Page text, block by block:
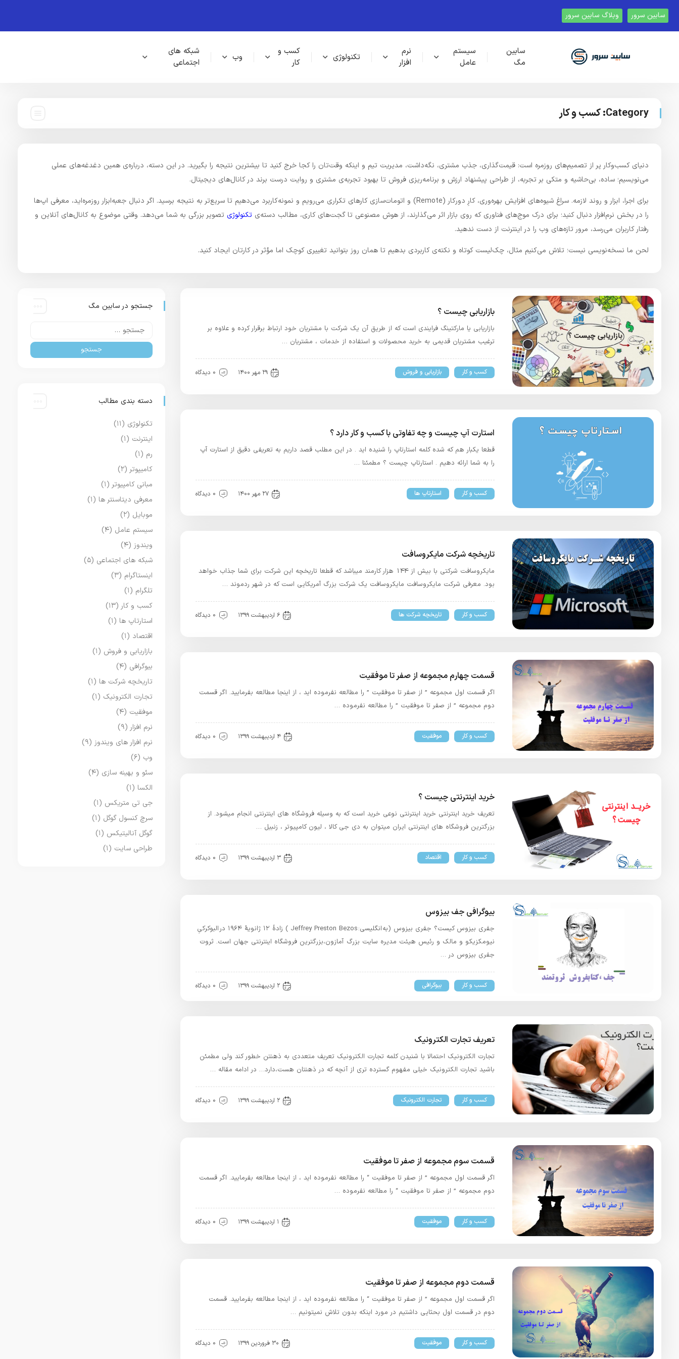
سابین سرور وبلاگ سابین سرور
سابین
مگ
سیستم
عامل
نرم
افزار
تکنولوژی
کسب و
کار
وب
شبکه های
اجتماعی
Category: کسب و کار
دنیای کسب‌وکار پر از تصمیم‌های روزمره است: قیمت‌گذاری، جذب مشتری، نگه‌داشت، مدیریت تیم و اینکه وقت‌تان را کجا خرج کنید تا بیشترین نتیجه را بگیرید. در این دسته، درباره‌ی همین دغدغه‌های عملی
می‌نویسیم؛ ساده، بی‌حاشیه و متکی بر تجربه، از طراحی پیشنهاد ارزش و برنامه‌ریزی فروش تا بهبود تجربه‌ی مشتری و روایت درست برند در کانال‌های دیجیتال.
برای اجرا، ابزار و روند لازمه. سراغ شیوه‌های افزایش بهره‌وری، کارِ دورکار (Remote) و اتومات‌سازی کارهای تکراری می‌رویم و نمونه‌کاربرد می‌دهیم تا سریع‌تر به نتیجه برسید. اگر دنبال جعبه‌ابزار روزمره‌اید، معرفی اپ‌ها
را در بخش نرم‌افزار دنبال کنید؛ برای درک موج‌های فناوری که روی بازار اثر می‌گذارند، از هوش مصنوعی تا گجت‌های کاری، مطالب دسته‌ی تکنولوژی تصویر بزرگی به شما می‌دهد. وقتی موضوع به کانال‌های آنلاین و
رفتار کاربران می‌رسد، مرور تازه‌های وب را در اینترنت از دست ندهید.
لحن ما نسخه‌نویسی نیست؛ تلاش می‌کنیم مثال، چک‌لیست کوتاه و نکته‌ی کاربردی بدهیم تا همان روز بتوانید تغییری کوچک اما مؤثر در کارتان ایجاد کنید.
بازاریابی چیست ؟
بازاریابی یا مارکتینگ فرایندی است که از طریق آن یک شرکت با مشتریان خود ارتباط برقرار کرده و علاوه بر
ترغیب مشتریان قدیمی به خرید محصولات و استفاده از خدمات ، مشتریان …
کسب و کار بازاریابی و فروش ۲۹ مهر ۱۴۰۰ 0 دیدگاه
استارت آپ چیست و چه تفاوتی با کسب و کار دارد ؟
قطعا یکبار هم که شده کلمه استارتاپ را شنیده اید . در این مطلب قصد داریم به تعریفی دقیق از استارت آپ
را به شما ارائه دهیم . استارتاپ چیست ؟ مطمئنا …
کسب و کار استارتاپ ها ۲۷ مهر ۱۴۰۰ 0 دیدگاه
تاریخچه شرکت مایکروسافت
مایکروسافت شرکتی با بیش از 144 هزار کارمند میباشد که قطعا تاریخچه این شرکت برای شما جذاب خواهد
بود. معرفی شرکت مایکروسافت مایکروسافت یک شرکت بزرگ آمریکایی است که در شهر ردموند …
کسب و کار تاریخچه شرکت ها ۶ اردیبهشت ۱۳۹۹ 0 دیدگاه
قسمت چهارم مجموعه از صفر تا موفقیت
اگر قسمت اول مجموعه ” از صفر تا موفقیت ” را مطالعه نفرموده اید ، از اینجا مطالعه بفرمایید. اگر قسمت
دوم مجموعه ” از صفر تا موفقیت ” را مطالعه نفرموده …
کسب و کار موفقیت ۴ اردیبهشت ۱۳۹۹ 0 دیدگاه
خرید اینترنتی چیست ؟
تعریف خرید اینترنتی خرید اینترنتی نوعی خرید است که به وسیله فروشگاه های اینترنتی انجام میشود. از
بزرگترین فروشگاه های اینترنتی ایران میتوان به دی جی کالا ، لیون کامپیوتر ، زنبیل …
کسب و کار اقتصاد ۳ اردیبهشت ۱۳۹۹ 0 دیدگاه
بیوگرافی جف بیزوس
جفری بیزوس کیست؟ جفری بیزوس (به انگلیسی: Jeffrey Preston Bezos ) زادهٔ ۱۲ ژانویهٔ ۱۹۶۴ در البوکرکیِ
نیومکزیکو و مالک و رئیس هیئت مدیره سایت بزرگ آمازون،بزرگترین فروشگاه اینترنتی جهان است. ثروت
جفری بیزوس در …
کسب و کار بیوگرافی ۲ اردیبهشت ۱۳۹۹ 0 دیدگاه
تعریف تجارت الکترونیک
تجارت الکترونیک احتمالا با شنیدن کلمه تجارت الکترونیک تعریف متعددی به ذهنتن خطور کند ولی مطمئن
باشید تجارت الکترونیک خیلی مفهوم گسترده تری از آنچه که در ذهنتان هست،دارد… در ادامه مقاله …
کسب و کار تجارت الکترونیک ۲ اردیبهشت ۱۳۹۹ 0 دیدگاه
قسمت سوم مجموعه از صفر تا موفقیت
اگر قسمت اول مجموعه ” از صفر تا موفقیت “ را مطالعه نفرموده اید ، از اینجا مطالعه بفرمایید. اگر قسمت
دوم مجموعه ” از صفر تا موفقیت “ را مطالعه نفرموده …
کسب و کار موفقیت ۱ اردیبهشت ۱۳۹۹ 0 دیدگاه
قسمت دوم مجموعه از صفر تا موفقیت
اگر قسمت اول مجموعه ” از صفر تا موفقیت “ را مطالعه نفرموده اید ، از اینجا مطالعه بفرمایید. قسمت
دوم در قسمت اول بحثایی داشتیم در مورد اینکه بدون تلاش نمیتونیم …
کسب و کار موفقیت ۳۰ فروردین ۱۳۹۹ 0 دیدگاه
جستجو در سابین مگ
دسته بندی مطالب
تکنولوژی (۱۱)
اینترنت (۱)
رم (۱)
کامیپوتر (۲)
مبانی کامپیوتر (۱)
معرفی دیتاسنتر ها (۱)
موبایل (۲)
سیستم عامل (۴)
ویندوز (۴)
شبکه های اجتماعی (۵)
اینستاگرام (۳)
تلگرام (۱)
کسب و کار (۱۳)
استارتاپ ها (۱)
اقتصاد (۱)
بازاریابی و فروش (۱)
بیوگرافی (۴)
تاریخچه شرکت ها (۱)
تجارت الکترونیک (۱)
موفقیت (۴)
نرم افزار (۹)
نرم افزار های ویندوز (۹)
وب (۶)
سئو و بهینه سازی (۴)
الکسا (۱)
جی تی متریکس (۱)
سرچ کنسول گوگل (۱)
گوگل آنالیتیکس (۱)
طراحی سایت (۱)